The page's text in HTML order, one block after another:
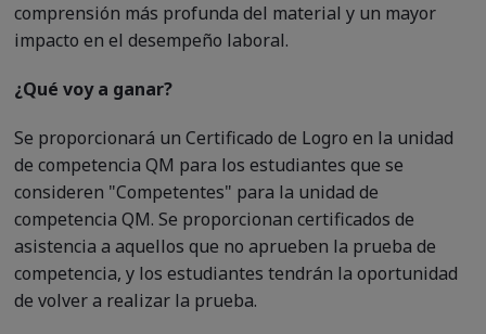
comprensión más profunda del material y un mayor
impacto en el desempeño laboral.
¿Qué voy a ganar?
Se proporcionará un Certificado de Logro en la unidad
de competencia QM para los estudiantes que se
consideren "Competentes" para la unidad de
competencia QM. Se proporcionan certificados de
asistencia a aquellos que no aprueben la prueba de
competencia, y los estudiantes tendrán la oportunidad
de volver a realizar la prueba.